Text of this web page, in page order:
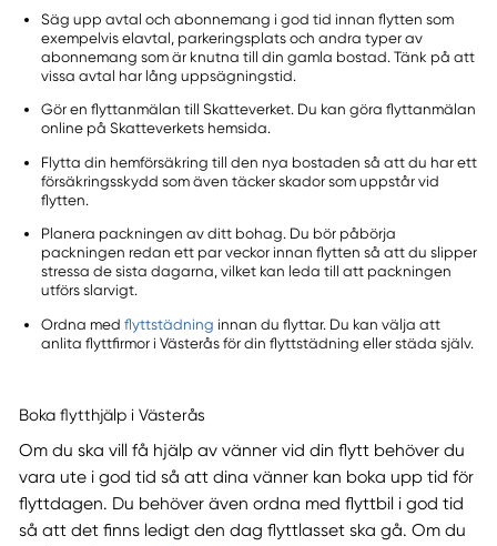
Säg upp avtal och abonnemang i god tid innan flytten som
exempelvis elavtal, parkeringsplats och andra typer av
abonnemang som är knutna till din gamla bostad. Tänk på att
vissa avtal har lång uppsägningstid.
Gör en flyttanmälan till Skatteverket. Du kan göra flyttanmälan
online på Skatteverkets hemsida.
Flytta din hemförsäkring till den nya bostaden så att du har ett
försäkringsskydd som även täcker skador som uppstår vid
flytten.
Planera packningen av ditt bohag. Du bör påbörja
packningen redan ett par veckor innan flytten så att du slipper
stressa de sista dagarna, vilket kan leda till att packningen
utförs slarvigt.
Ordna med flyttstädning innan du flyttar. Du kan välja att
anlita flyttfirmor i Västerås för din flyttstädning eller städa själv.
Boka flytthjälp i Västerås
Om du ska vill få hjälp av vänner vid din flytt behöver du
vara ute i god tid så att dina vänner kan boka upp tid för
flyttdagen. Du behöver även ordna med flyttbil i god tid
så att det finns ledigt den dag flyttlasset ska gå. Om du